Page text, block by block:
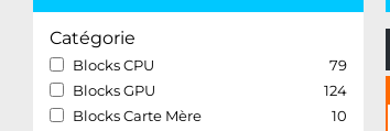
Catégorie
Blocks CPU
79
Blocks GPU
124
Blocks Carte Mère
10